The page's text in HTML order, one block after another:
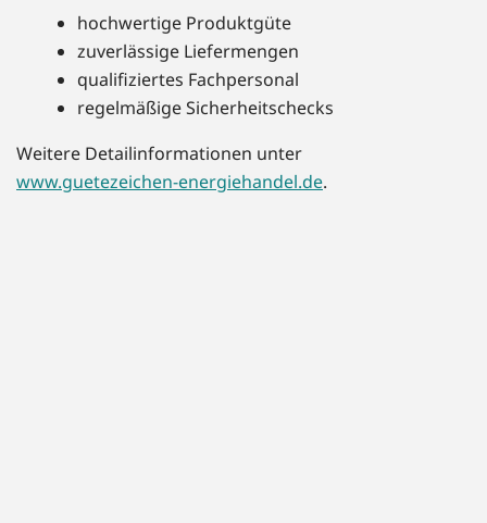
hochwertige Produktgüte
zuverlässige Liefermengen
qualifiziertes Fachpersonal
regelmäßige Sicherheitschecks
Weitere Detailinformationen unter
www.guetezeichen-energiehandel.de.